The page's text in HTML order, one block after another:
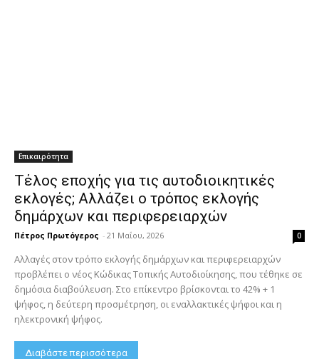
Επικαιρότητα
Τέλος εποχής για τις αυτοδιοικητικές
εκλογές; Αλλάζει ο τρόπος εκλογής
δημάρχων και περιφερειαρχών
Πέτρος Πρωτόγερος - 21 Μαΐου, 2026 0
Αλλαγές στον τρόπο εκλογής δημάρχων και περιφερειαρχών
προβλέπει ο νέος Κώδικας Τοπικής Αυτοδιοίκησης, που τέθηκε σε
δημόσια διαβούλευση. Στο επίκεντρο βρίσκονται το 42% + 1
ψήφος, η δεύτερη προσμέτρηση, οι εναλλακτικές ψήφοι και η
ηλεκτρονική ψήφος.
Διαβάστε περισσότερα